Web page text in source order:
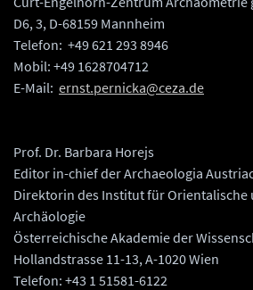
D6, 3, D-68159 Mannheim
Telefon: +49 621 293 8946
Mobil: +49 1628704712
E-Mail: ernst.pernicka@ceza.de
Prof. Dr. Barbara Horejs
Editor in-chief der Archaeologia
Direktorin des Institut für Orientalische
Archäologie
Österreichische Akademie der
Hollandstrasse 11-13, A-1020 Wien
Telefon: +43 1 51581-6122